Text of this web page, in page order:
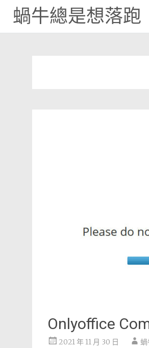
蝸牛總是想落跑
Onlyoffice
2021 年 11 月 30 日